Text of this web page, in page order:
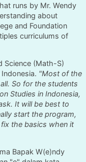
runs by Mr. Wendy
about
and Foundation
curriculums of
Science (Math-S)
"Most of the
So for the students
Studies in Indonesia,
It will be best to
start the program,
the basics when it
Bapak W(e)ndy